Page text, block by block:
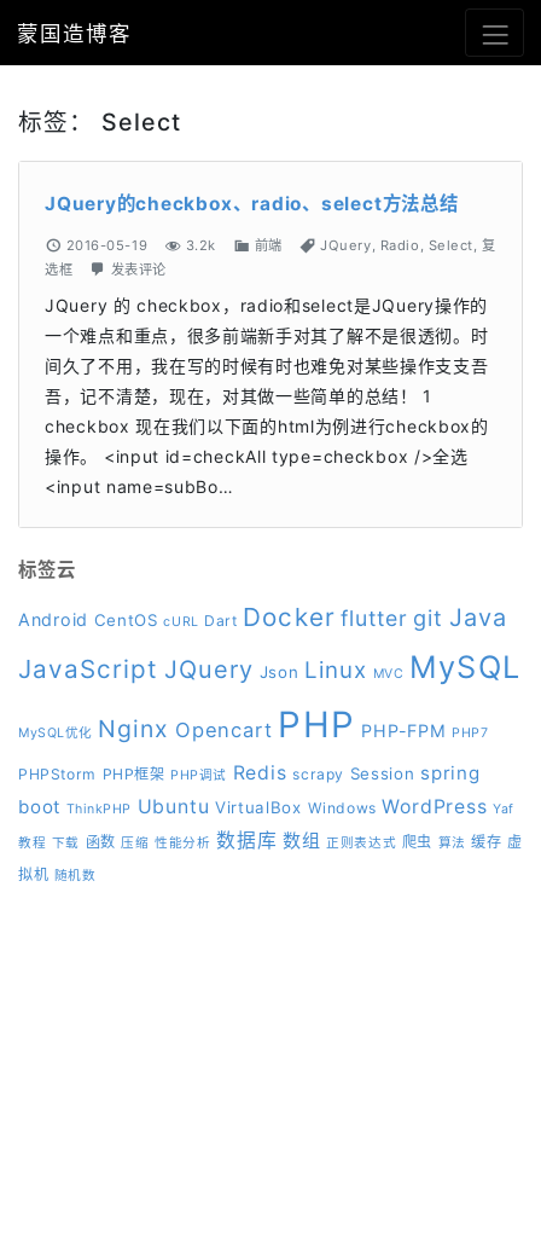
蒙国造博客
标签： Select
JQuery的checkbox、radio、select方法总结
2016-05-19 3.2k 前端 JQuery Radio Select ,复
选框
发表评论
JQuery 的 checkbox，radio和select是JQuery操作的
一个难点和重点，很多前端新手对其了解不是很透彻。时
间久了不用，我在写的时候有时也难免对某些操作支支吾
吾，记不清楚，现在，对其做一些简单的总结！ 1
checkbox 现在我们以下面的html为例进行checkbox的
操作。 <input id=checkAll type=checkbox />全选
<input name=subBo…
标签云
Android CentOS cURL Dart Docker flutter git Java
JavaScript JQuery Json Linux MVC MySQL
MySQL优化 Nginx Opencart PHP PHP-FPM PHP7
PHPStorm PHP框架 PHP调试 Redis scrapy Session spring
boot ThinkPHP Ubuntu VirtualBox Windows WordPress Yaf
教程 下载 函数 压缩 性能分析 数据库 数组 正则表达式 爬虫 算法 缓存 虚
拟机 随机数